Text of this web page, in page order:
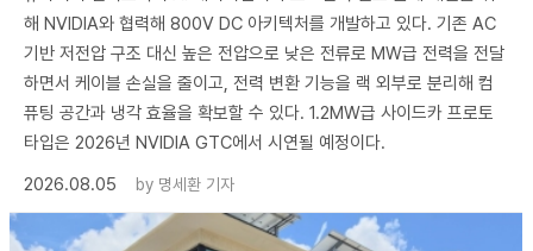
해 NVIDIA와 협력해 800V DC 아키텍처를 개발하고 있다. 기존 AC
기반 저전압 구조 대신 높은 전압으로 낮은 전류로 MW급 전력을 전달
하면서 케이블 손실을 줄이고, 전력 변환 기능을 랙 외부로 분리해 컴
퓨팅 공간과 냉각 효율을 확보할 수 있다. 1.2MW급 사이드카 프로토
타입은 2026년 NVIDIA GTC에서 시연될 예정이다.
2026.08.05
by 명세환 기자